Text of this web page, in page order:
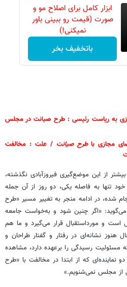
ابزار کامل برای اصلاح مو و
صورت (قیمت رو ببینی باور
نمیکنی!)
باتخفیف بخر
به ریاست رئیسی : طرح صیانت در مجلس
مجازی باطرح صیانت / علت : مخالفت
از این موضع‌گیری فیروزآبادی نگذشته،
تنها به فاصله یکی، دو روز از آن جمله
شده، در ادامه منجر به تغییر مسیر «طرح
«اگر چنین شود و به‌خواست جامعه
است و مورداستقبال قرار می‌گیرد و ما هم
هنوز نشانه‌ای در رفتار و گفتار طراحان و
مسئولیت رسیدگی را برعهده دارد، مشاهده
نماینده‌ای که از ابتدا در مخالفت با «طرح
از مجلس نمی‌شنویم.»